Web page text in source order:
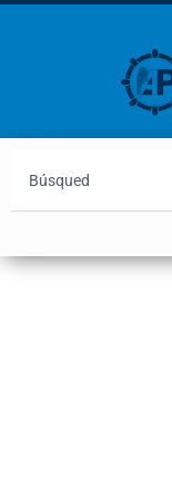
Email
Estoy de